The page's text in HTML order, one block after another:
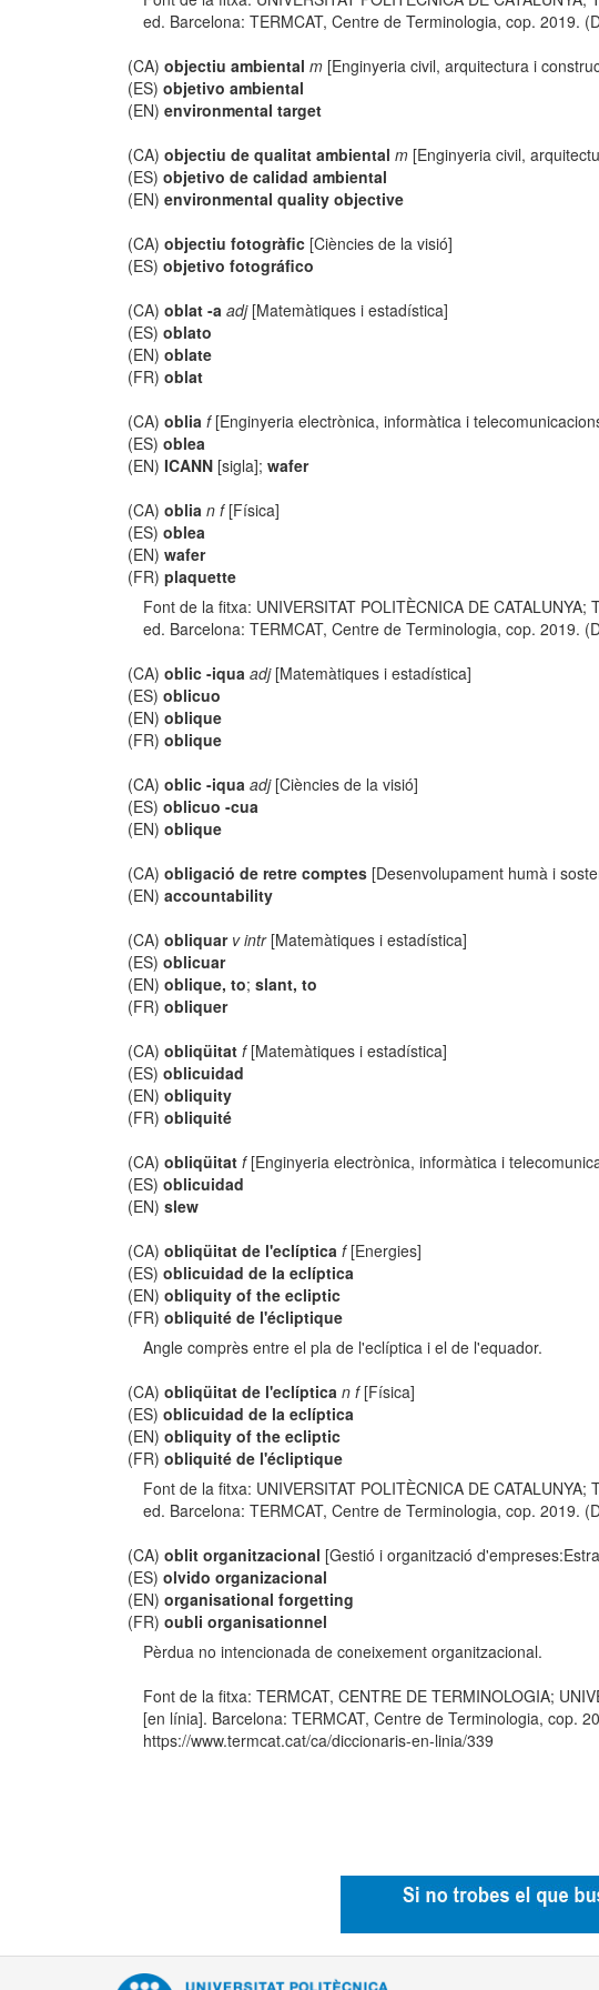
ed. Barcelona: TERMCAT, Centre de Terminologia, cop. 2019.
(CA)objectiu ambiental m [Enginyeria civil, arquitectura i
(ES)objetivo ambiental
(EN)environmental target
(CA)objectiu de qualitat ambiental m [Enginyeria civil,
(ES)objetivo de calidad ambiental
(EN)environmental quality objective
(CA)objectiu fotogràfic [Ciències de la visió]
(ES)objetivo fotográfico
(CA)oblat -a adj[Matemàtiques i estadística]
(ES)oblato
(EN)oblate
(FR)oblat
(CA)oblia f[Enginyeria electrònica, informàtica i
(ES)oblea
(EN)ICANN [sigla];wafer
(CA)oblia n f[Física]
(ES)oblea
(EN)wafer
(FR)plaquette
Font de la fitxa: UNIVERSITAT POLITÈCNICA DE
ed. Barcelona: TERMCAT, Centre de Terminologia, cop. 2019.
(CA)oblic -iqua adj[Matemàtiques i estadística]
(ES)oblicuo
(EN)oblique
(FR)oblique
(CA)oblic -iqua adj[Ciències de la visió]
(ES)oblicuo -cua
(EN)oblique
(CA)obligació de retre comptes [Desenvolupament humà i
(EN)accountability
(CA)obliquar v intr[Matemàtiques i estadística]
(ES)oblicuar
(EN)oblique, to;slant, to
(FR)obliquer
(CA)obliqüitat f[Matemàtiques i estadística]
(ES)oblicuidad
(EN)obliquity
(FR)obliquité
(CA)obliqüitat f[Enginyeria electrònica, informàtica i
(ES)oblicuidad
(EN)slew
(CA)obliqüitat de l'eclíptica f[Energies]
(ES)oblicuidad de la eclíptica
(EN)obliquity of the ecliptic
(FR)obliquité de l'écliptique
Angle comprès entre el pla de l'eclíptica i el de l'equador.
(CA)obliqüitat de l'eclíptica n f[Física]
(ES)oblicuidad de la eclíptica
(EN)obliquity of the ecliptic
(FR)obliquité de l'écliptique
Font de la fitxa: UNIVERSITAT POLITÈCNICA DE
ed. Barcelona: TERMCAT, Centre de Terminologia, cop. 2019.
(CA)oblit organitzacional [Gestió i organització
(ES)olvido organizacional
(EN)organisational forgetting
(FR)oubli organisationnel
Pèrdua no intencionada de coneixement organitzacional.
Font de la fitxa: TERMCAT, CENTRE DE TERMINOLOGIA;
[en línia]. Barcelona: TERMCAT, Centre de Terminologia, cop.
https://www.termcat.cat/ca/diccionaris-en-linia/339